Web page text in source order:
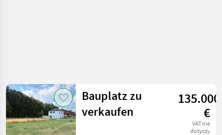
Bauplatz zu
verkaufen
135.000
€
VAT nie
dotyczy